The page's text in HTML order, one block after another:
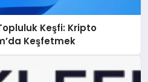
Keşfi: Kripto
Keşfetmek